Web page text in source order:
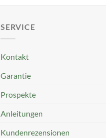
SERVICE
Kontakt
Garantie
Prospekte
Anleitungen
Kundenrezensionen